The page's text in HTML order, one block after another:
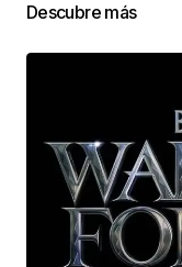
Descubre más